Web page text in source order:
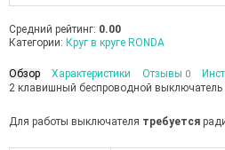
Средний рейтинг: 0.00
Категории: Круг в круге RONDA
Обзор Характеристики Отзывы 0
2 клавишный беспроводной выключатель
Для работы выключателя требуется